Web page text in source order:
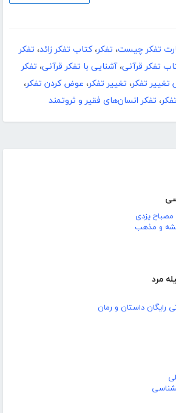
یزدی
و مذهب
مرد
رایگان داستان و رمان
تفکر چیست، تفکر،کتاب تفکر زائد، تفکر
تفکر قرآنی،آشنایی با تفکر قرآنی، تفکر
تغییر تفکر، تغییر تفکر، عوض کردن تفکر،
، تفکر انسان‌های فقیر و ثروتمند